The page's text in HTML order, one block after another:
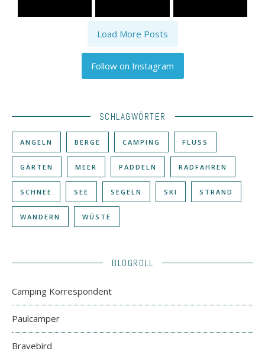
Load More Posts
Follow on Instagram
SCHLAGWÖRTER
ANGELN BERGE CAMPING FLUSS
GÄRTEN MEER PADDELN RADFAHREN
SCHNEE SEE SEGELN SKI STRAND
WANDERN WÜSTE
BLOGROLL
Camping Korrespondent
Paulcamper
Bravebird